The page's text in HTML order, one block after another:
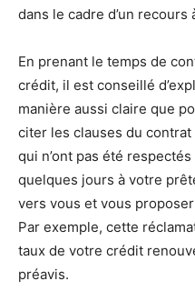
dans le cadre d’un recours
En prenant le temps de
crédit, il est conseillé
manière aussi claire que
citer les clauses du
qui n’ont pas été
quelques jours à votre
vers vous et vous
Par exemple, cette
taux de votre crédit
préavis.